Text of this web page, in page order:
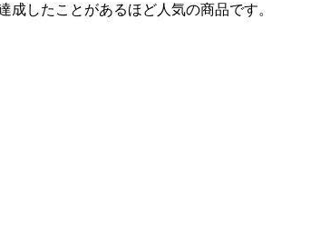
したことがあるほど人気の商品です。